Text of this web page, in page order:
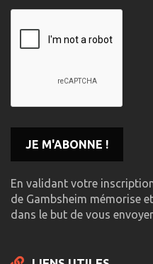
En validant votre
de Gambsheim mémorise
dans le but de vous